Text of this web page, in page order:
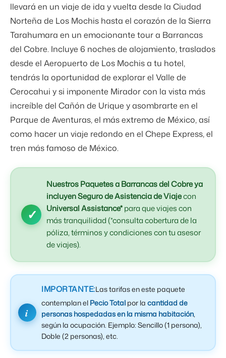
llevará en un viaje de ida y vuelta desde la Ciudad
Norteña de Los Mochis hasta el corazón de la Sierra
Tarahumara en un emocionante tour a Barrancas
del Cobre. Incluye 6 noches de alojamiento, traslados
desde el Aeropuerto de Los Mochis a tu hotel,
tendrás la oportunidad de explorar el Valle de
Cerocahui y si imponente Mirador con la vista más
increíble del Cañón de Urique y asombrarte en el
Parque de Aventuras, el más extremo de México, así
como hacer un viaje redondo en el Chepe Express, el
tren más famoso de México.
Nuestros Paquetes a Barrancas del Cobre ya
incluyen Seguro de Asistencia de Viajecon
Universal Assistance*para que viajes con
más tranquilidad (*consulta cobertura de la
póliza, términos y condiciones con tu asesor
de viajes).
IMPORTANTE:Las tarifas en este paquete
contemplan el Pecio Total por la cantidad de
personas hospedadas en la misma habitación
según la ocupación. Ejemplo: Sencillo (1 persona),
Doble (2 personas), etc.